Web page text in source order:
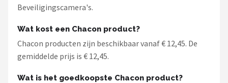
Beveiligingscamera's.
Wat kost een Chacon product?
Chacon producten zijn beschikbaar vanaf € 12,45. De
gemiddelde prijs is € 12,45.
Wat is het goedkoopste Chacon product?